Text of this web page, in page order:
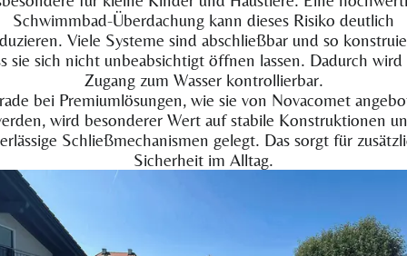
Schwimmbad-Überdachung kann dieses Risiko deutlich
Viele Systeme sind abschließbar und so
sie sich nicht unbeabsichtigt öffnen lassen. Dadurch wird
Zugang zum Wasser kontrollierbar.
bei Premiumlösungen, wie sie von Novacomet
wird besonderer Wert auf stabile Konstruktionen
Schließmechanismen gelegt. Das sorgt für
Sicherheit im Alltag.